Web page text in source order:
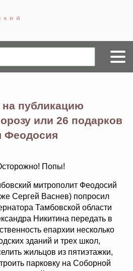
публикацию
или 26 подарков
Феодосия
Попы!
митрополит Феодосий
Сергей Васнев) попросил
Тамбовской области
Никитина передать в
епархии несколько
зданий и трех школ,
жильцов из пятиэтажки,
парковку на Соборной